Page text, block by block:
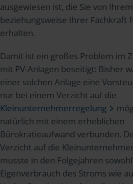
ausgewiesen ist, die Sie von
beziehungsweise Ihrer Fachkraft
erhalten.
Damit ist ein großes Problem im
mit PV-Anlagen beseitigt: Bisher
einer solchen Anlage eine
nur bei einem Verzicht auf die
Kleinunternehmerregelung
natürlich mit einem erheblichen
Bürokratieaufwand verbunden.
Verzicht auf die
musste in den Folgejahren
Eigenverbrauch des Stroms wie